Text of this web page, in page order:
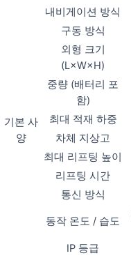
기본 사
양
내비게이션 방식
구동 방식
외형 크기
(L×W×H)
중량 (배터리 포
함)
최대 적재 하중
차체 지상고
최대 리프팅 높이
리프팅 시간
통신 방식
동작 온도 / 습도
IP 등급